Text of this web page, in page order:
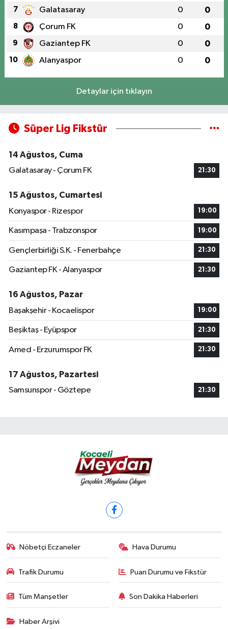
7 Galatasaray 0 0
8 Çorum FK 0 0
9 Gaziantep FK 0 0
10 Alanyaspor 0 0
Detaylar için tıklayın
Süper Lig Fikstür
14 Ağustos, Cuma
Galatasaray - Çorum FK
21:30
15 Ağustos, Cumartesi
Konyaspor - Rizespor
19:00
Kasımpaşa - Trabzonspor 19:00
Gençlerbirliği S.K. - Fenerbahçe 21:30
Gaziantep FK - Alanyaspor 21:30
16 Ağustos, Pazar
Başakşehir - Kocaelispor
19:00
Beşiktaş - Eyüpspor 21:30
Amed - Erzurumspor FK 21:30
17 Ağustos, Pazartesi
Samsunspor - Göztepe
21:30
Nöbetçi Eczaneler Hava Durumu
Trafik Durumu Puan Durumu ve Fikstür
Tüm Manşetler Son Dakika Haberleri
Haber Arşivi